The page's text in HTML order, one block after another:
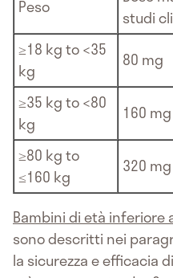
Peso
studi
≥18 kg to <35
kg
80 mg
≥35 kg to <80
kg
160 mg
≥80 kg to
≤160 kg
320 mg
Bambini di età inferiore
sono descritti nei
la sicurezza e efficacia